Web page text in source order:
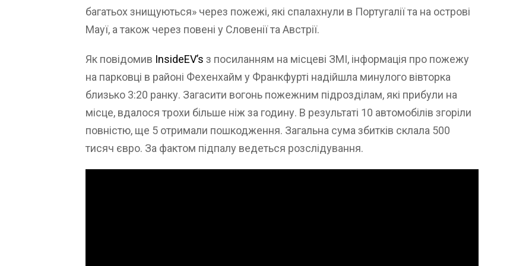
багатьох знищуються» через пожежі, які спалахнули в Португалії та на острові
Мауї, а також через повені у Словенії та Австрії.
Як повідомив InsideEV’s з посиланням на місцеві ЗМІ, інформація про пожежу
на парковці в районі Фехенхайм у Франкфурті надійшла минулого вівторка
близько 3:20 ранку. Загасити вогонь пожежним підрозділам, які прибули на
місце, вдалося трохи більше ніж за годину. В результаті 10 автомобілів згоріли
повністю, ще 5 отримали пошкодження. Загальна сума збитків склала 500
тисяч євро. За фактом підпалу ведеться розслідування.